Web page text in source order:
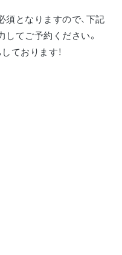
須となりますので、下記
てご予約ください。
ております！